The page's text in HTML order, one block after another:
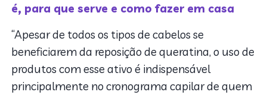
é, para que serve e como fazer em casa
“Apesar de todos os tipos de cabelos se
beneficiarem da reposição de queratina, o uso de
produtos com esse ativo é indispensável
principalmente no cronograma capilar de quem